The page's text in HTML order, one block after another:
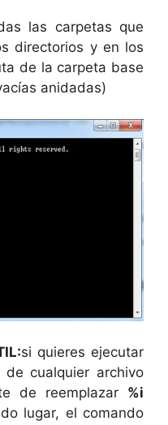
las carpetas que
directorios y en los
de la carpeta base
anidadas)
si quieres ejecutar
cualquier archivo
de reemplazar %i
lugar, el comando